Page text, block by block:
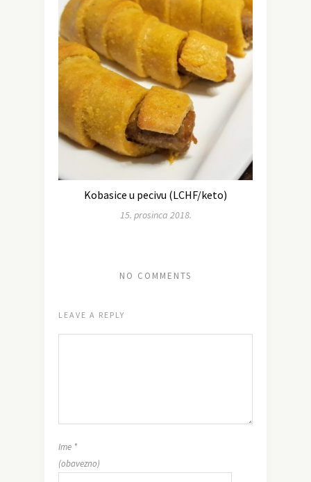
Kobasice u pecivu (LCHF/keto)
15. prosinca 2018.
NO COMMENTS
LEAVE A REPLY
Ime *
(obavezno)